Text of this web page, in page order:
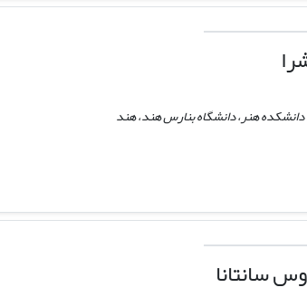
هنر، دانشگاه بنارس هند، هند
سانتانا